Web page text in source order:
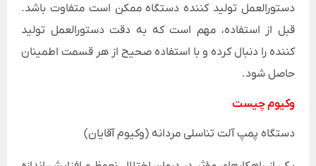
دستورالعمل تولید کننده دستگاه ممکن است متفاوت باشد.
قبل از استفاده، مهم است که به دقت دستورالعمل تولید
کننده را دنبال کرده و با استفاده صحیح از هر قسمت اطمینان
حاصل شود.
وکیوم چیست
دستگاه پمپ آلت تناسلی مردانه (وکیوم آقایان)